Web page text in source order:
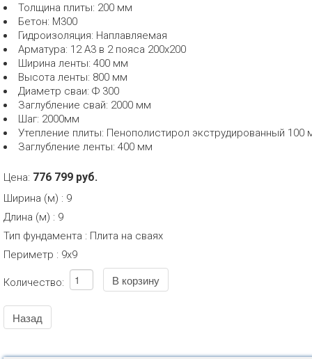
Толщина плиты: 200 мм
Бетон: М300
Гидроизоляция: Наплавляемая
Арматура: 12 А3 в 2 пояса 200x200
Ширина ленты: 400 мм
Высота ленты: 800 мм
Диаметр сваи: Ф 300
Заглубление свай: 2000 мм
Шаг: 2000мм
Утепление плиты: Пенополистирол экструдированный 100
Заглубление ленты: 400 мм
Цена: 776 799 руб.
Ширина (м) : 9
Длина (м) : 9
Тип фундамента : Плита на сваях
Периметр : 9х9
Количество: